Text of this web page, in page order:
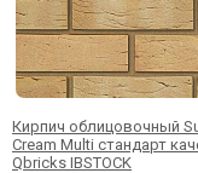
Кирпич облицовочный
Cream Multi стандарт
Qbricks IBSTOCK